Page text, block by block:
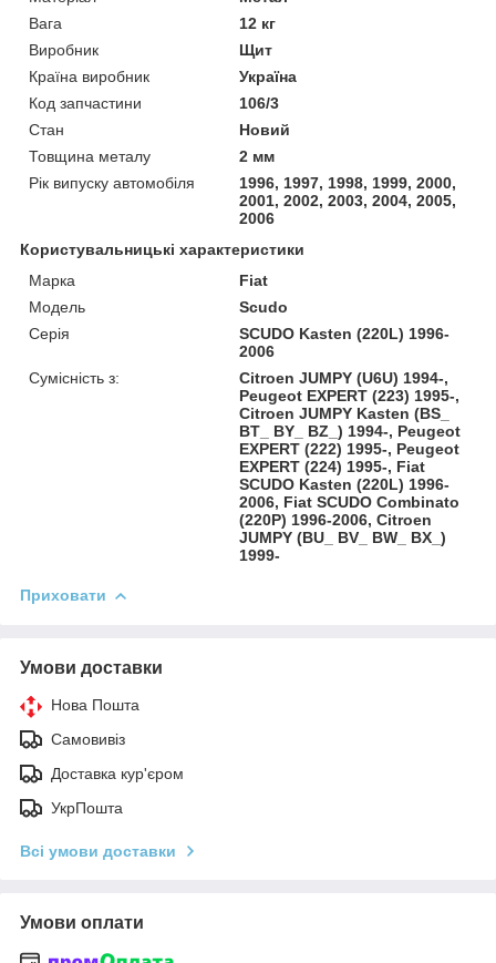
Вага
12 кг
Виробник
Щит
Країна виробник
Україна
Код запчастини
106/3
Стан
Новий
Товщина металу
2 мм
Рік випуску автомобіля
1996, 1997, 1998, 1999, 2000,
2001, 2002, 2003, 2004, 2005,
2006
Користувальницькі характеристики
Марка
Fiat
Модель
Scudo
Серія
SCUDO Kasten (220L) 1996-
2006
Сумісність з:
Citroen JUMPY (U6U) 1994-,
Peugeot EXPERT (223) 1995-,
Citroen JUMPY Kasten (BS_
BT_ BY_ BZ_) 1994-, Peugeot
EXPERT (222) 1995-, Peugeot
EXPERT (224) 1995-, Fiat
SCUDO Kasten (220L) 1996-
2006, Fiat SCUDO Combinato
(220P) 1996-2006, Citroen
JUMPY (BU_ BV_ BW_ BX_)
1999-
Приховати
Умови доставки
Нова Пошта
Самовивіз
Доставка кур'єром
УкрПошта
Всі умови доставки
Умови оплати